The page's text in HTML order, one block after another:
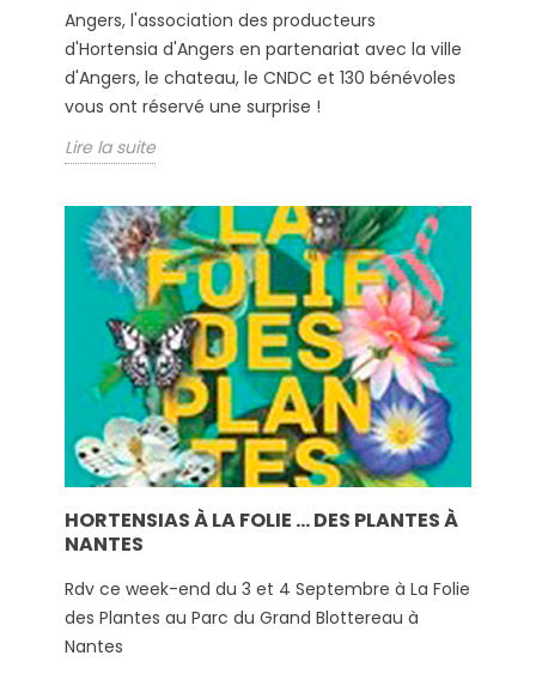
Angers, l'association des producteurs
d'Hortensia d'Angers en partenariat avec la ville
d'Angers, le chateau, le CNDC et 130 bénévoles
vous ont réservé une surprise !
Lire la suite
HORTENSIAS À LA FOLIE ... DES PLANTES À
NANTES
Rdv ce week-end du 3 et 4 Septembre à La Folie
des Plantes au Parc du Grand Blottereau à
Nantes